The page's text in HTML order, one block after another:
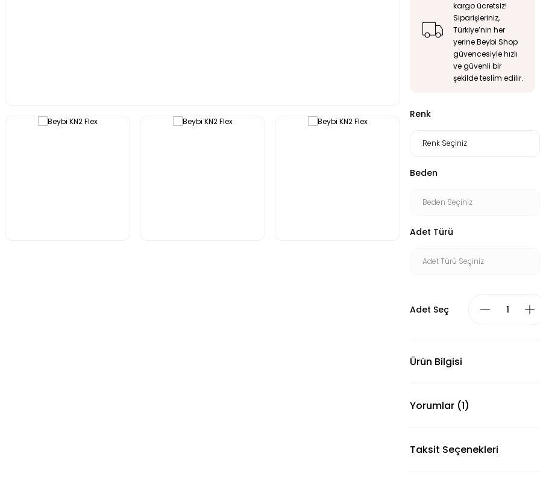
kargo ücretsiz!
Siparişleriniz,
Türkiye’nin her
yerine Beybi Shop
güvencesiyle hızlı
ve güvenli bir
şekilde teslim edilir.
Renk
Beden
Adet Türü
Adet Seç
Ürün Bilgisi
Yorumlar (1)
Taksit Seçenekleri